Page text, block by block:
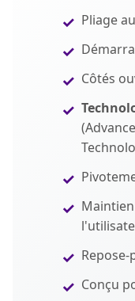
Pliage
Côtés
Conçu